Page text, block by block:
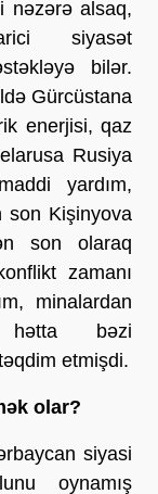
nəzərə alsaq,
siyasət
bilər.
Gürcüstana
enerjisi, qaz
Rusiya
yardım,
son Kişinyova
son olaraq
zamanı
minalardan
hətta bəzi
etmişdi.
olar?
siyasi
oynamış